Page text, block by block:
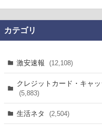
カテゴリ
激安速報 (12,108)
クレジットカード・キャ
(5,883)
生活ネタ (2,504)